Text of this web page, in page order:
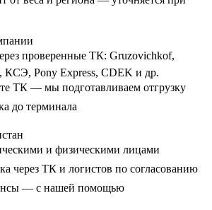
проверенные ТК: Gruzovichkof,
Pony Express, CDEK и др.
ТК — мы подготавливаем отгрузку
до терминала
и физическими лицами
через ТК и логистов по согласованию
— с нашей помощью